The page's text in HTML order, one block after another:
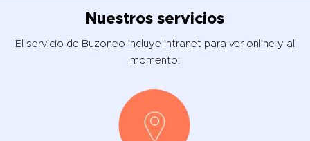
Nuestros servicios
El servicio de Buzoneo incluye intranet para ver online y al
momento: